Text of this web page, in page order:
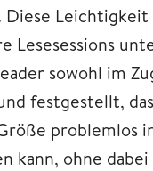
Diese
Lesesessions
sowohl im
festgestellt,
problemlos
kann, ohne